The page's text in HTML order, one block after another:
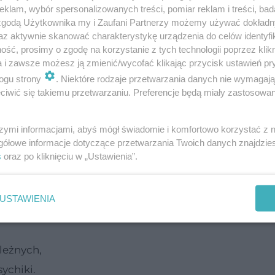
przebadana naukowo pod kątem właściwości
i klinicznych, i która ma potwierdzony
wykraczający poza „normalne” jedzenie.
zdrowotne, zaliczone zostały właśnie
wybór spersonalizowanych treści, pomiar reklam i treści,
Użytkownika my i Zaufani Partnerzy możemy używać
aktywnie skanować charakterystykę urządzenia do celów
prosimy o zgodę na korzystanie z tych technologii poprzez
i zawsze możesz ją zmienić/wycofać klikając przycisk ustawień
strony
. Niektóre rodzaje przetwarzania danych nie
się takiemu przetwarzaniu. Preferencje będą miały
informacjami, abyś mógł świadomie i komfortowo korzystać z
informacje dotyczące przetwarzania Twoich danych
oraz po kliknięciu w „Ustawienia”.
USTAWIENIA